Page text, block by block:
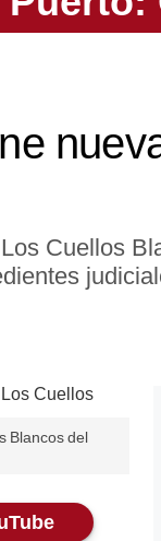
Cuellos
Blancos del